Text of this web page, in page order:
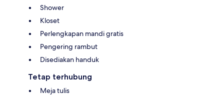
Shower
Kloset
Perlengkapan mandi gratis
Pengering rambut
Disediakan handuk
Tetap terhubung
Meja tulis